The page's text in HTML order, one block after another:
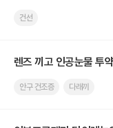
건선
렌즈 끼고 인공눈물 투
안구 건조증 다래끼